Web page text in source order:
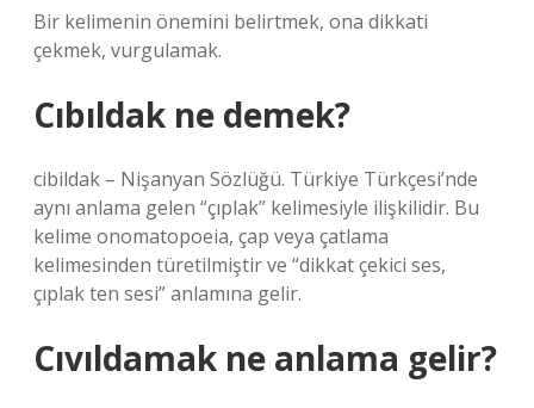
Bir kelimenin önemini belirtmek, ona dikkati
çekmek, vurgulamak.
Cıbıldak ne demek?
cibildak – Nişanyan Sözlüğü. Türkiye Türkçesi’nde
aynı anlama gelen “çıplak” kelimesiyle ilişkilidir. Bu
kelime onomatopoeia, çap veya çatlama
kelimesinden türetilmiştir ve “dikkat çekici ses,
çıplak ten sesi” anlamına gelir.
Cıvıldamak ne anlama gelir?